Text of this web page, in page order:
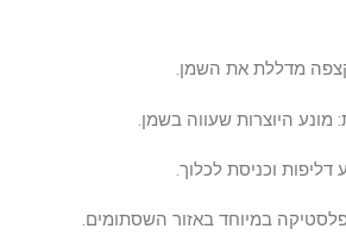
מדללת את השמן.
מונע היוצרות שעווה בשמן.
דליפות וכניסת לכלוך.
במיוחד באזור השסתומים.